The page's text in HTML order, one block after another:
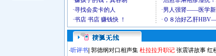
·听评书 郭德纲对口相声集 杜拉拉升职记 张震讲故事 红